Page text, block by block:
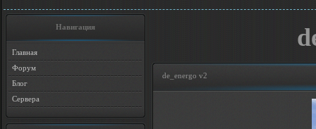
Навигация
Главная
Форум
Блог
Сервера
de_energo v2